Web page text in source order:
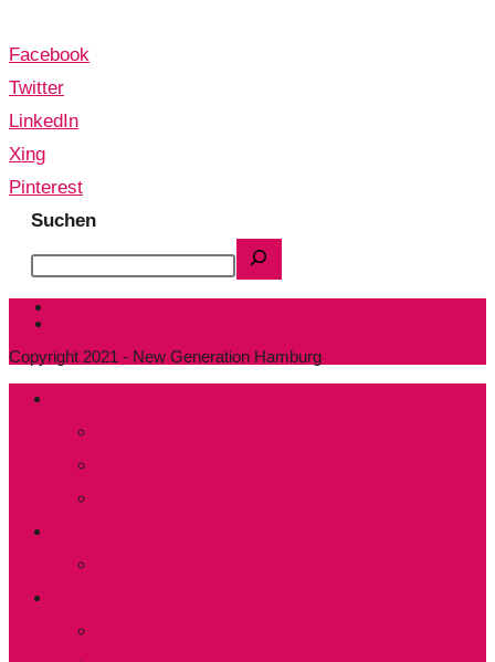
Facebook
Twitter
LinkedIn
Xing
Pinterest
Suchen
Copyright 2021 - New Generation Hamburg